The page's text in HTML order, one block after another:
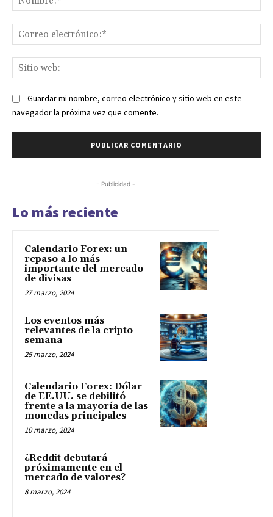
Guardar mi nombre, correo electrónico y sitio web en este
navegador la próxima vez que comente.
- Publicidad -
Lo más reciente
Calendario Forex: un
repaso a lo más
importante del mercado
de divisas
27 marzo, 2024
Los eventos más
relevantes de la cripto
semana
25 marzo, 2024
Calendario Forex: Dólar
de EE.UU. se debilitó
frente a la mayoría de las
monedas principales
10 marzo, 2024
¿Reddit debutará
próximamente en el
mercado de valores?
8 marzo, 2024